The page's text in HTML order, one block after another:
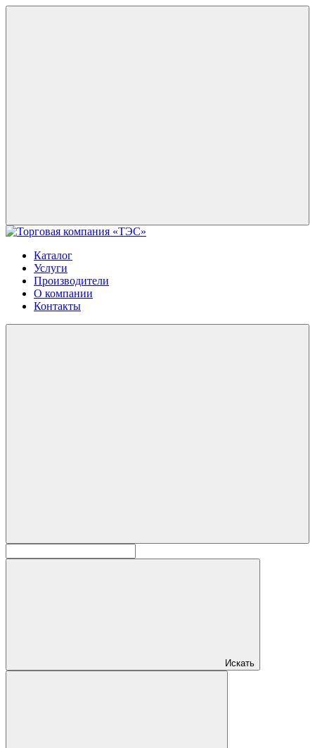
Каталог
Услуги
Производители
О компании
Контакты
Искать